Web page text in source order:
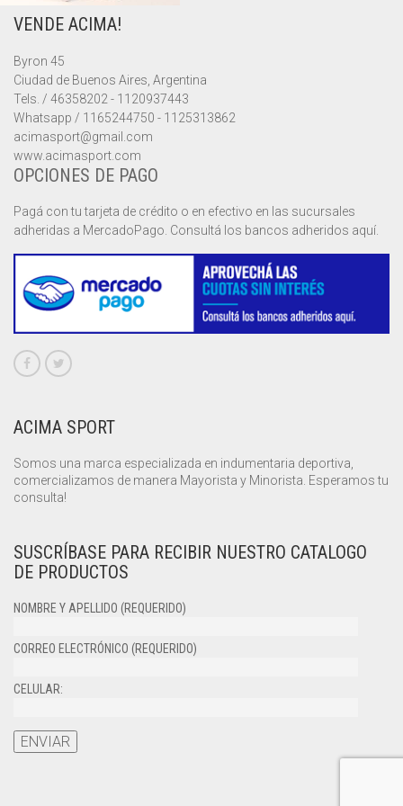
PANTALONES
REMERAS
MANGA CORTA
SIN MANGAS
SHORTS
SHORT DEPORTIVO
SHORT POLLERA
PANTALONES
REMERAS
SHORTS
CHALECOS
MUSCULOSAS
PANTALONES
SHORTS
VENDE ACIMA!
Byron 45
Ciudad de Buenos Aires, Argentina
Tels. / 46358202 - 1120937443
Whatsapp / 1165244750 - 1125313862
acimasport@gmail.com
www.acimasport.com
OPCIONES DE PAGO
Pagá con tu tarjeta de crédito o en efectivo en las sucursales
adheridas a MercadoPago. Consultá los bancos adheridos aquí.
ACIMA SPORT
Somos una marca especializada en indumentaria deportiva,
comercializamos de manera Mayorista y Minorista. Esperamos tu
consulta!
SUSCRÍBASE PARA RECIBIR NUESTRO CATALOGO
DE PRODUCTOS
NOMBRE Y APELLIDO (REQUERIDO)
CORREO ELECTRÓNICO (REQUERIDO)
CELULAR: